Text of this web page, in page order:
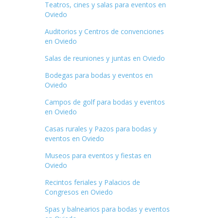
Teatros, cines y salas para eventos en
Oviedo
Auditorios y Centros de convenciones
en Oviedo
Salas de reuniones y juntas en Oviedo
Bodegas para bodas y eventos en
Oviedo
Campos de golf para bodas y eventos
en Oviedo
Casas rurales y Pazos para bodas y
eventos en Oviedo
Museos para eventos y fiestas en
Oviedo
Recintos feriales y Palacios de
Congresos en Oviedo
Spas y balnearios para bodas y eventos